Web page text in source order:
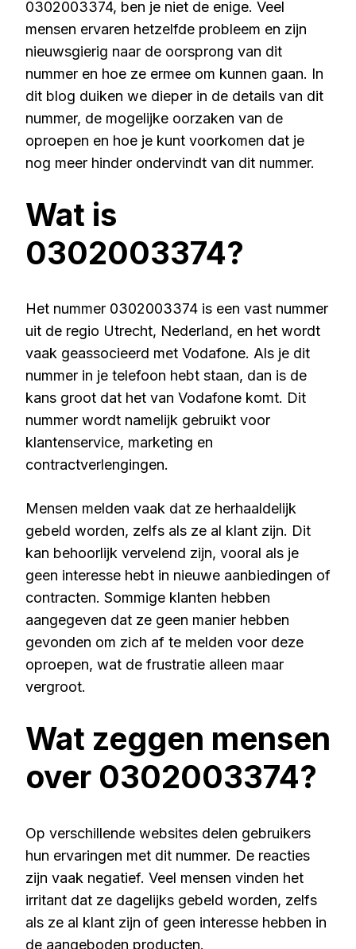
0302003374, ben je niet de enige. Veel
mensen ervaren hetzelfde probleem en zijn
nieuwsgierig naar de oorsprong van dit
nummer en hoe ze ermee om kunnen gaan. In
dit blog duiken we dieper in de details van dit
nummer, de mogelijke oorzaken van de
oproepen en hoe je kunt voorkomen dat je
nog meer hinder ondervindt van dit nummer.
Wat is
0302003374?
Het nummer 0302003374 is een vast nummer
uit de regio Utrecht, Nederland, en het wordt
vaak geassocieerd met Vodafone. Als je dit
nummer in je telefoon hebt staan, dan is de
kans groot dat het van Vodafone komt. Dit
nummer wordt namelijk gebruikt voor
klantenservice, marketing en
contractverlengingen.
Mensen melden vaak dat ze herhaaldelijk
gebeld worden, zelfs als ze al klant zijn. Dit
kan behoorlijk vervelend zijn, vooral als je
geen interesse hebt in nieuwe aanbiedingen of
contracten. Sommige klanten hebben
aangegeven dat ze geen manier hebben
gevonden om zich af te melden voor deze
oproepen, wat de frustratie alleen maar
vergroot.
Wat zeggen mensen
over 0302003374?
Op verschillende websites delen gebruikers
hun ervaringen met dit nummer. De reacties
zijn vaak negatief. Veel mensen vinden het
irritant dat ze dagelijks gebeld worden, zelfs
als ze al klant zijn of geen interesse hebben in
de aangeboden producten.